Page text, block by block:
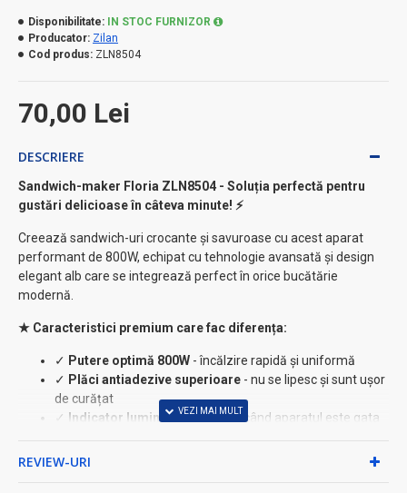
70,00 Lei
Disponibilitate:
IN STOC FURNIZOR
Producator: Zilan
Cod produs: ZLN8504
DESCRIERE
Sandwich-maker Floria ZLN8504 - Soluția perfectă pentru
gustări delicioase în câteva minute! ⚡
Creează sandwich-uri crocante și savuroase cu acest aparat
performant de 800W, echipat cu tehnologie avansată și design
elegant alb care se integrează perfect în orice bucătărie
modernă.
★ Caracteristici premium care fac diferența:
✓ Putere optimă 800W - încălzire rapidă și uniformă
✓ Plăci antiadezive superioare - nu se lipesc și sunt ușor
de curățat
✓ Indicator luminos - te anunță când aparatul este gata
✓ Protecție împotriva supraîncălzirii
REVIEW-URI